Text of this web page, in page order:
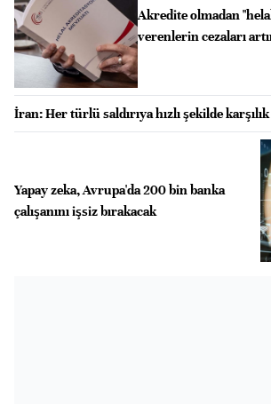
Akredite olmadan
verenlerin cezaları
İran: Her türlü saldırıya hızlı şekilde
Yapay zeka, Avrupa'da 200 bin banka
çalışanını işsiz bırakacak